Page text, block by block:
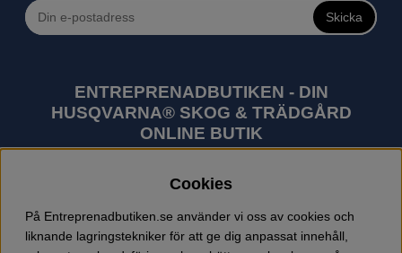
Skicka
ENTREPRENADBUTIKEN - DIN
HUSQVARNA® SKOG & TRÄDGÅRD
ONLINE BUTIK
utomhusprodukter som skogsmaskiner och
trädgårdsmaskiner. I sortimentet finns bl.a. robotgräsklippare,
motorsågar, röjsågar, trimmers, riders, åkgräsklippare,
trädgårdstraktorer, gräsklippare, häcksaxar, lövblåsar,
Cookies
På Entreprenadbutiken.se använder vi oss av cookies och
liknande lagringstekniker för att ge dig anpassat innehåll,